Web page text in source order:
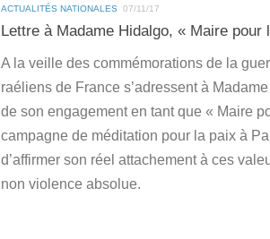
ACTUALITÉS NATIONALES 07/11/17
Lettre à Madame Hidalgo, « Maire pour
A la veille des commémorations de la
raéliens de France s’adressent à
de son engagement en tant que « Maire
campagne de méditation pour la paix à
d’affirmer son réel attachement à ces
non violence absolue.